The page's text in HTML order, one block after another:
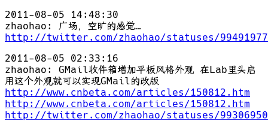
2011-08-05 14:48:30
zhaohao: 广场，空旷的感觉…
http://twitter.com/zhaohao/statuses/
2011-08-05 02:33:16
zhaohao: GMail收件箱增加平板风格外观 在Lab里头启
用这个外观就可以实现GMail的改版
http://www.cnbeta.com/articles/150812.htm
http://www.cnbeta.com/articles/150812.htm
http://twitter.com/zhaohao/statuses/